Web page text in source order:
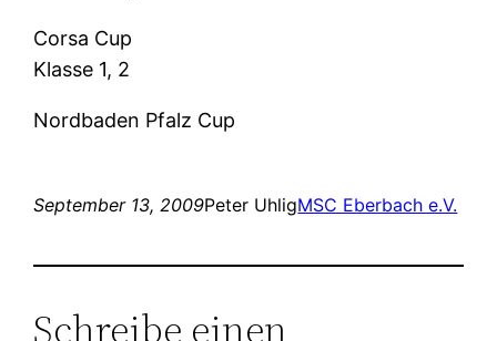
Corsa Cup
Klasse 1, 2
Nordbaden Pfalz Cup
September 13, 2009Peter UhligMSC Eberbach e.V.
Schreibe einen